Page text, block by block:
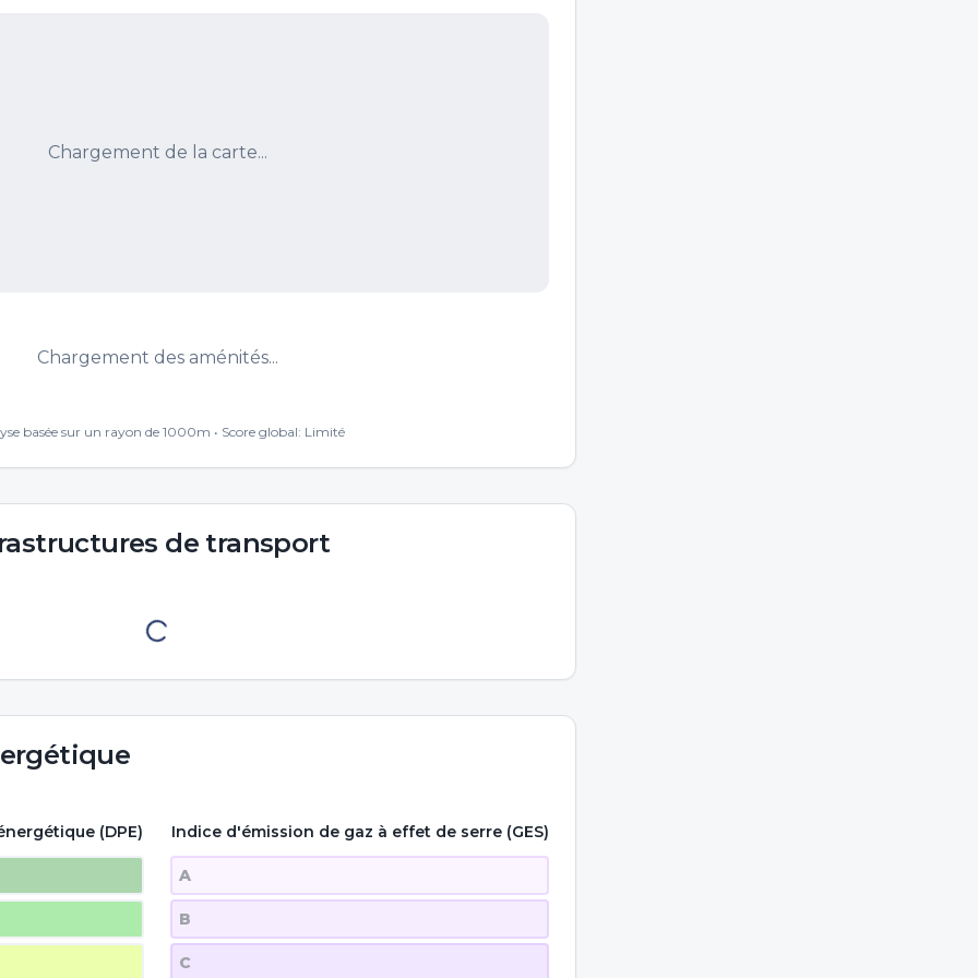
Chargement de la carte...
Chargement des aménités...
basée sur un rayon de 1000m • Score global: Limité
de transport
(DPE) Indice d'émission de gaz à effet de serre (GES)
A
B
C